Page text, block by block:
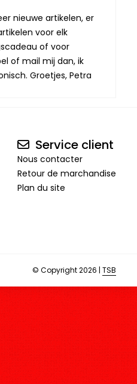
nieuwe artikelen, er
voor elk
of voor
of mail mij dan, ik
Groetjes, Petra
Service client
Nous contacter
Retour de marchandise
Plan du site
© Copyright 2026 | TSB